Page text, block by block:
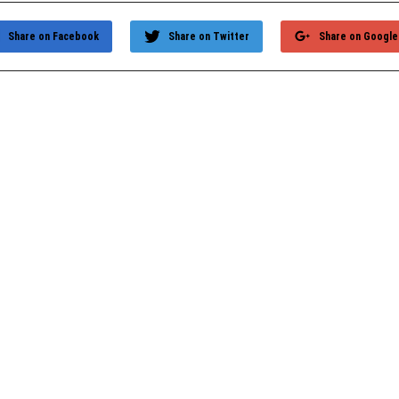
Share on
Share on Twitter
Share on Facebook